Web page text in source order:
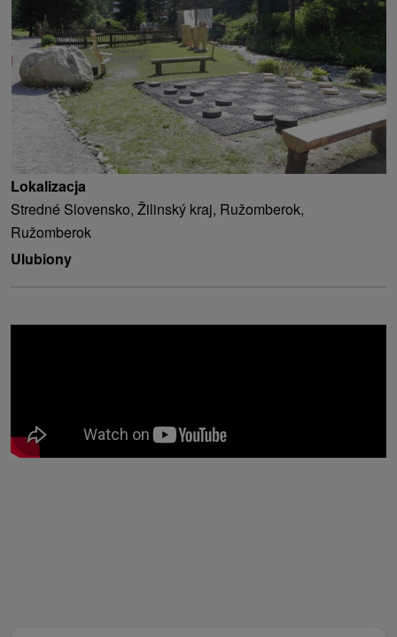
Lokalizacja
Stredné Slovensko, Žilinský kraj, Ružomberok,
Ružomberok
Ulubiony